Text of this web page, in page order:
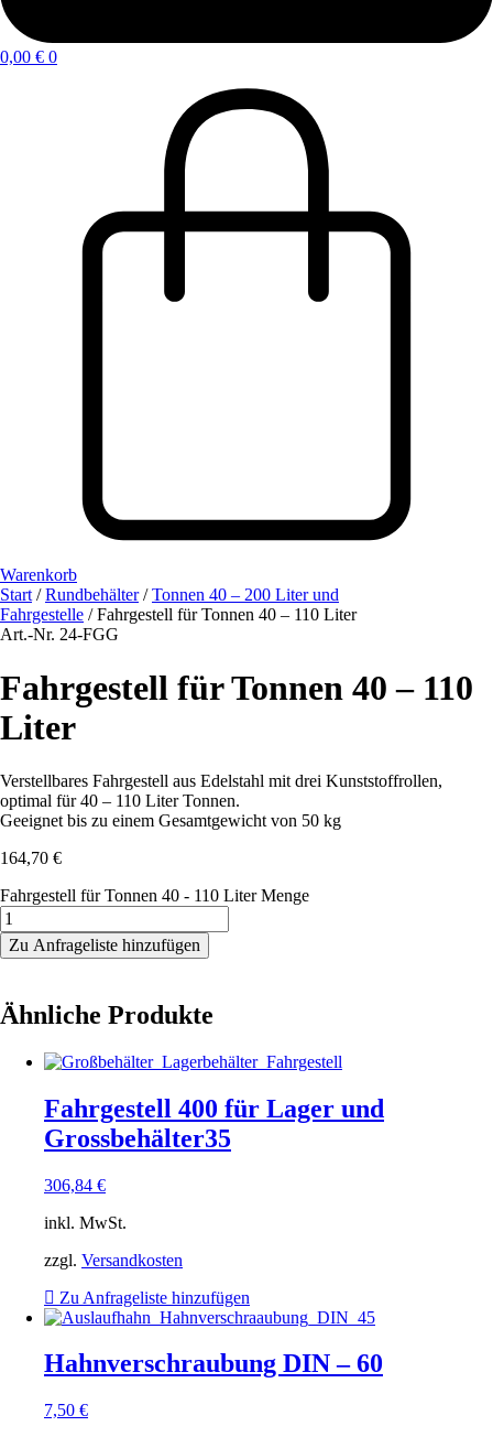
0,00 € 0
Warenkorb
Start /Rundbehälter/Tonnen 40 – 200 Liter und
Fahrgestelle / Fahrgestell für Tonnen 40 – 110 Liter
Art.-Nr. 24-FGG
Fahrgestell für Tonnen 40 – 110
Liter
Verstellbares Fahrgestell aus Edelstahl mit drei Kunststoffrollen,
optimal für 40 – 110 Liter Tonnen.
Geeignet bis zu einem Gesamtgewicht von 50 kg
164,70 €
Fahrgestell für Tonnen 40 - 110 Liter Menge
Zu Anfrageliste hinzufügen
Ähnliche Produkte
Fahrgestell 400 für Lager und
Grossbehälter35
306,84 €
inkl. MwSt.
zzgl. Versandkosten
Zu Anfrageliste hinzufügen
Hahnverschraubung DIN – 60
7,50 €